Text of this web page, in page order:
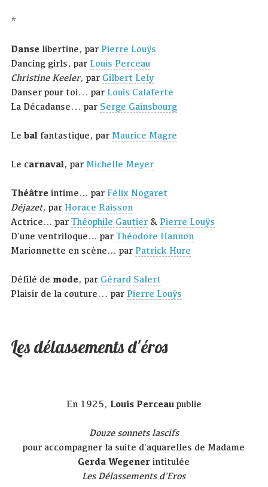
*
Danse libertine, par Pierre Louÿs
Dancing girls, par Louis Perceau
Christine Keeler, par Gilbert Lely
Danser pour toi... par Louis Calaferte
La Décadanse... par Serge Gainsbourg
Lebal fantastique, par Maurice Magre
Le carnaval, par Michelle Meyer
Théâtre intime… par Félix Nogaret
Déjazet, par Horace Raisson
Actrice… parThéophile Gautier & Pierre Louÿs
D'une ventriloque… parThéodore Hannon
Marionnette en scène… par Patrick Hure
Défilé de mode, par Gérard Salert
Plaisir de la couture... par Pierre Louÿs
Les délassements d'éros
En 1925, Louis Perceaupublie
Douze sonnets lascifs
pour accompagner la suite d'aquarelles de Madame
Gerda Wegener intitulée
Les Délassements d'Eros